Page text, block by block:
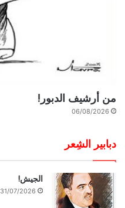
من أرشيف الدبور!
06/08/2026
دبابير الشِعر
الجيش!
31/07/2026